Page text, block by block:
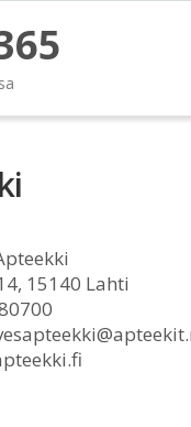
15140 Lahti